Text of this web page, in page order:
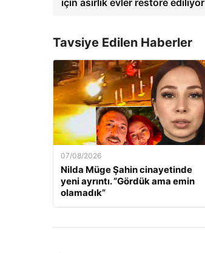
için asırlık evler restore ediliyor
Tavsiye Edilen Haberler
07/08/2026
Nilda Müge Şahin cinayetinde
yeni ayrıntı. “Gördük ama emin
olamadık”